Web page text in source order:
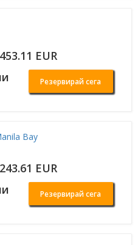
EUR
Резервирай сега
Bay
EUR
Резервирай сега